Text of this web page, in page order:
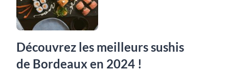
Découvrez les meilleurs sushis
de Bordeaux en 2024 !